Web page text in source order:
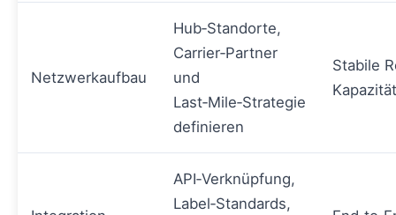
Netzwerkaufbau
Hub‑Standorte,
Carrier‑Partner
und
Last‑Mile‑Strategie
definieren
Stabile
API‑Verknüpfung,
Label‑Standards,